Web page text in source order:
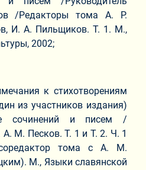
/Редакторы тома А. Р.
И. А. Пильщиков. Т. 1. М.,
2002;
к стихотворениям
из участников издания)
сочинений и писем /
А. М. Песков. Т. 1 и Т. 2. Ч. 1
тома с А. М.
М., Языки славянской